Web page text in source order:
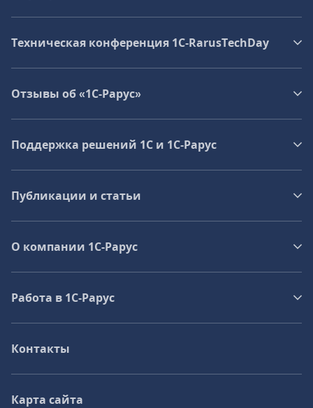
Техническая конференция 1C‑RarusTechDay
Отзывы об «1С-Рарус»
Поддержка решений 1С и 1С‑Рарус
Публикации и статьи
О компании 1C-Рарус
Работа в 1С‑Рарус
Контакты
Карта сайта